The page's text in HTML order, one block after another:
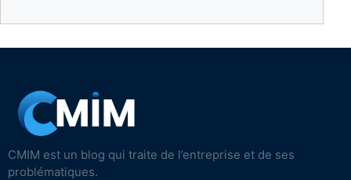
CMIM est un blog qui traite de l’entreprise et de ses
problématiques.